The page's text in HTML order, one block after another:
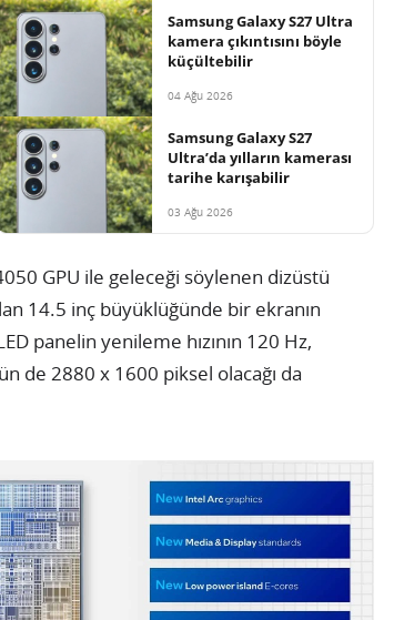
Samsung Galaxy S27 Ultra
kamera çıkıntısını böyle
küçültebilir
04 Ağu 2026
Samsung Galaxy S27
Ultra’da yılların kamerası
tarihe karışabilir
03 Ağu 2026
GPU ile geleceği söylenen dizüstü
14.5 inç büyüklüğünde bir ekranın
panelin yenileme hızının 120 Hz,
de 2880 x 1600 piksel olacağı da